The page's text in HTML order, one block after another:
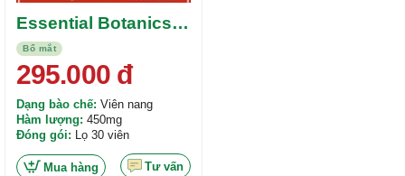
Bổ mắt
Essential Botanics
Aronia & Lutein
Siberian Wellness
295.000đ
Dạng bào chế: Viên nang
Hàm lượng: 450mg
Đóng gói: Lọ 30 viên
Mua hàng Tư vấn